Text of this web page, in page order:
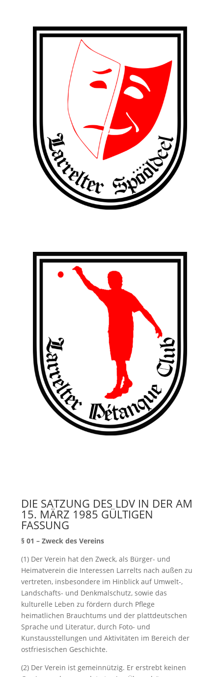
DIE SATZUNG DES LDV IN DER AM
15. MÄRZ 1985 GÜLTIGEN
FASSUNG
§ 01 – Zweck des Vereins
(1) Der Verein hat den Zweck, als Bürger- und
Heimatverein die Interessen Larrelts nach außen zu
vertreten, insbesondere im Hinblick auf Umwelt-,
Landschafts- und Denkmalschutz, sowie das
kulturelle Leben zu fördern durch Pflege
heimatlichen Brauchtums und der plattdeutschen
Sprache und Literatur, durch Foto- und
Kunstausstellungen und Aktivitäten im Bereich der
ostfriesischen Geschichte.
(2) Der Verein ist gemeinnützig. Er erstrebt keinen